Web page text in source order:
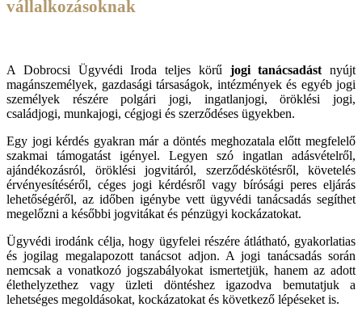
vállalkozásoknak
A Dobrocsi Ügyvédi Iroda teljes körű jogi tanácsadástnyújt
magánszemélyek, gazdasági társaságok, intézmények és egyéb jogi
személyek részére polgári jogi, ingatlanjogi, öröklési jogi,
családjogi, munkajogi, cégjogi és szerződéses ügyekben.
Egy jogi kérdés gyakran már a döntés meghozatala előtt megfelelő
szakmai támogatást igényel. Legyen szó ingatlan adásvételről,
ajándékozásról, öröklési jogvitáról, szerződéskötésről, követelés
érvényesítéséről, céges jogi kérdésről vagy bírósági peres eljárás
lehetőségéről, az időben igénybe vett ügyvédi tanácsadás segíthet
megelőzni a későbbi jogvitákat és pénzügyi kockázatokat.
Ügyvédi irodánk célja, hogy ügyfelei részére átlátható, gyakorlatias
és jogilag megalapozott tanácsot adjon. A jogi tanácsadás során
nemcsak a vonatkozó jogszabályokat ismertetjük, hanem az adott
élethelyzethez vagy üzleti döntéshez igazodva bemutatjuk a
lehetséges megoldásokat, kockázatokat és következő lépéseket is.